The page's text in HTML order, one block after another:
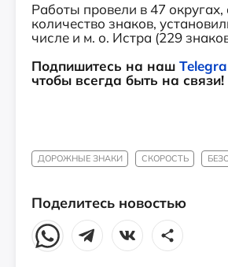
Работы провели в 47
количество знаков,
числе и м. о. Истра (229
Подпишитесь на наш
чтобы всегда быть на связи!
ДОРОЖНЫЕ ЗНАКИ СКОРОСТЬ
Поделитесь новостью